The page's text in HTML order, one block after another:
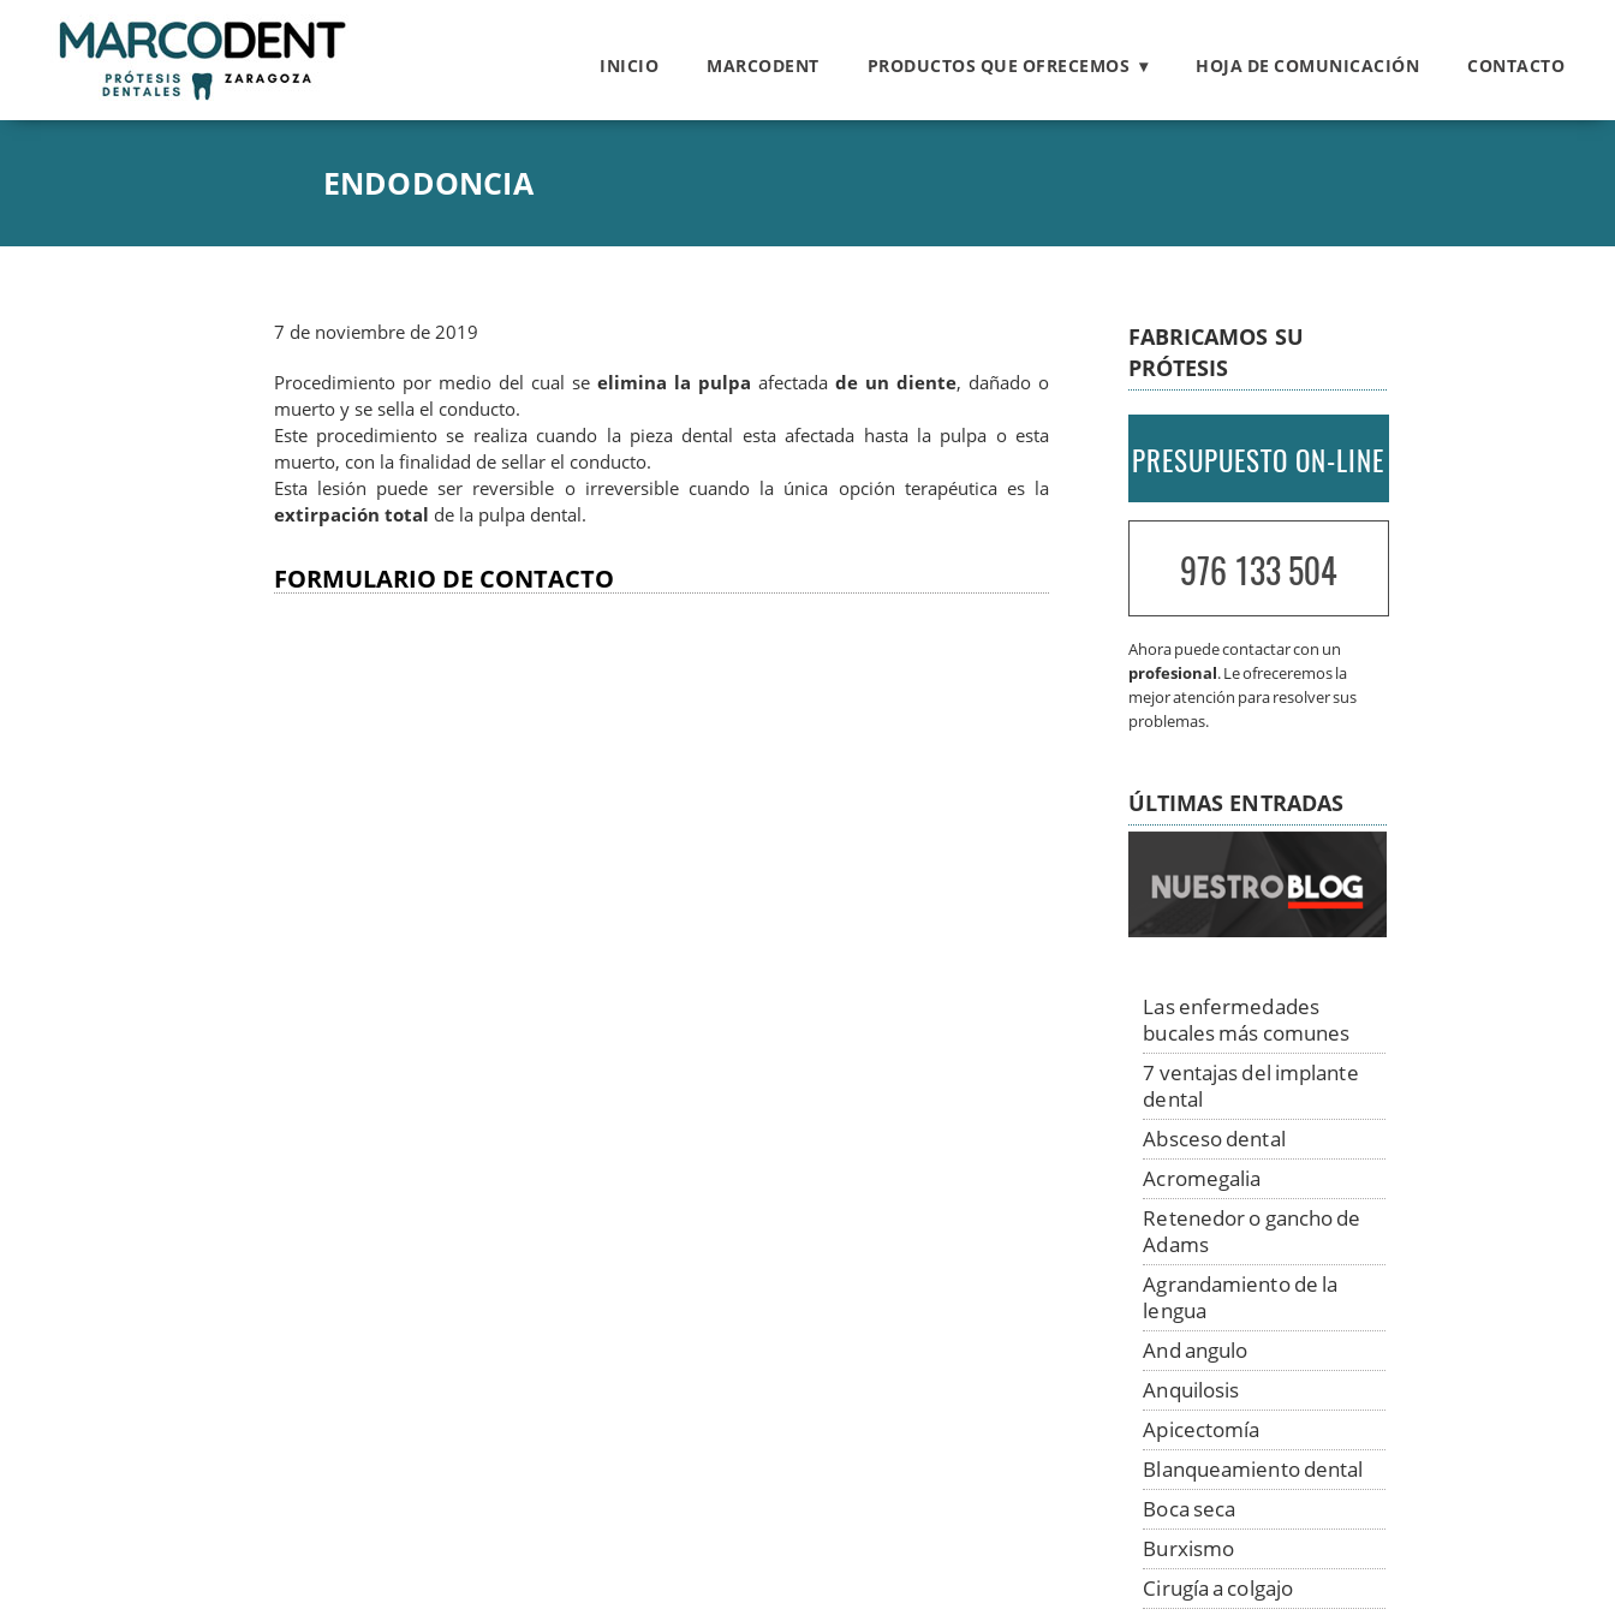
INICIO MARCODENT PRODUCTOS QUE OFRECEMOS HOJA DE COMUNICACIÓN CONTACTO
ENDODONCIA
7 de noviembre de 2019
Procedimiento por medio del cual se elimina la pulpa afectada de un diente, dañado o
muerto y se sella el conducto.
Este procedimiento se realiza cuando la pieza dental esta afectada hasta la pulpa o esta
muerto, con la finalidad de sellar el conducto.
Esta lesión puede ser reversible o irreversible cuando la única opción terapéutica es la
extirpación total de la pulpa dental.
FORMULARIO DE CONTACTO
FABRICAMOS SU
PRÓTESIS
PRESUPUESTO ON-LINE
976 133 504
Ahora puede contactar con un
profesional. Le ofreceremos la
mejor atención para resolver sus
problemas.
ÚLTIMAS ENTRADAS
Las enfermedades
bucales más comunes
7 ventajas del implante
dental
Absceso dental
Acromegalia
Retenedor o gancho de
Adams
Agrandamiento de la
lengua
And angulo
Anquilosis
Apicectomía
Blanqueamiento dental
Boca seca
Burxismo
Cirugía a colgajo